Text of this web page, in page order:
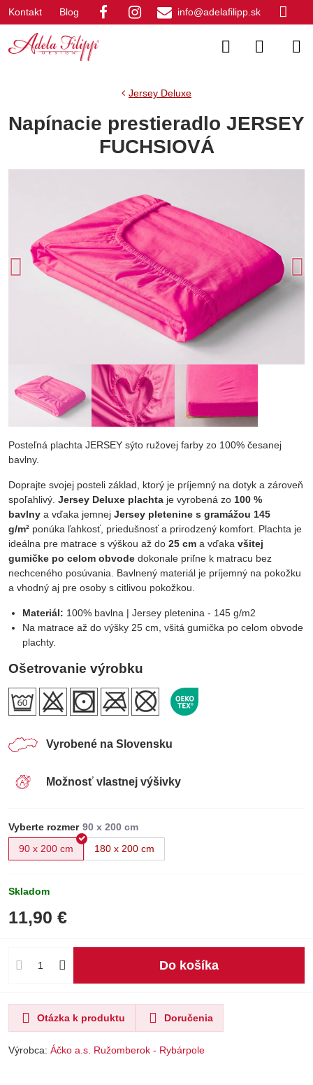
Kontakt Blog info@adelafilipp.sk
Jersey Deluxe
Napínacie prestieradlo JERSEY
FUCHSIOVÁ
Posteľná plachta JERSEY sýto ružovej farby zo 100% česanej
bavlny.
Doprajte svojej posteli základ, ktorý je príjemný na dotyk a zároveň
spoľahlivý. Jersey Deluxe plachta je vyrobená zo 100 %
bavlny a vďaka jemnej Jersey pletenine s gramážou 145
g/m² ponúka ľahkosť, priedušnosť a prirodzený komfort. Plachta je
ideálna pre matrace s výškou až do 25 cm a vďaka všitej
gumičke po celom obvode dokonale priľne k matracu bez
nechceného posúvania. Bavlnený materiál je príjemný na pokožku
a vhodný aj pre osoby s citlivou pokožkou.
Materiál: 100% bavlna | Jersey pletenina - 145 g/m2
Na matrace až do výšky 25 cm, všitá gumička po celom obvode
plachty.
Ošetrovanie výrobku
Vyrobené na Slovensku
Možnosť vlastnej výšivky
Vyberte rozmer
90 x 200 cm
180 x 200 cm
Skladom
11,90 €
Do košíka
Otázka k produktu Doručenia
Výrobca: Áčko a.s. Ružomberok - Rybárpole